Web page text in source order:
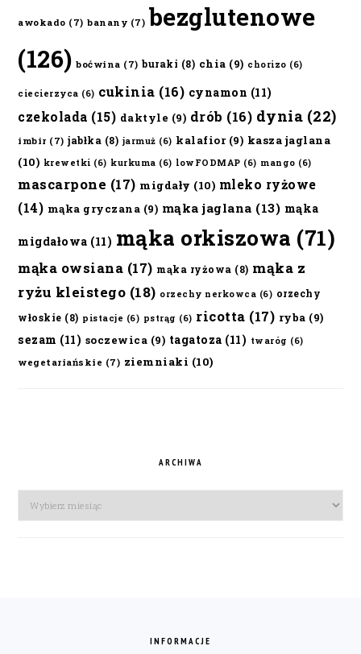
awokado (7) banany (7) bezglutenowe
(126) boćwina (7) buraki (8) chia (9) chorizo (6)
ciecierzyca (6) cukinia (16) cynamon (11)
czekolada (15) daktyle (9) drób (16) dynia (22)
imbir (7) jabłka (8) jarmuż (6) kalafior(9) kasza jaglana
(10) krewetki (6) kurkuma (6) lowFODMAP (6) mango (6)
mascarpone (17) migdały (10) mleko ryżowe
(14) mąka gryczana (9) mąka jaglana (13) mąka
migdałowa (11) mąka orkiszowa (71)
mąka owsiana (17) mąka ryżowa (8) mąka z
ryżu kleistego (18) orzechy nerkowca (6) orzechy
włoskie (8) pistacje (6) pstrąg (6) ricotta (17) ryba (9)
sezam (11) soczewica (9) tagatoza (11) twaróg (6)
wegetariańskie (7) ziemniaki (10)
ARCHIWA
Archiwa
INFORMACJE